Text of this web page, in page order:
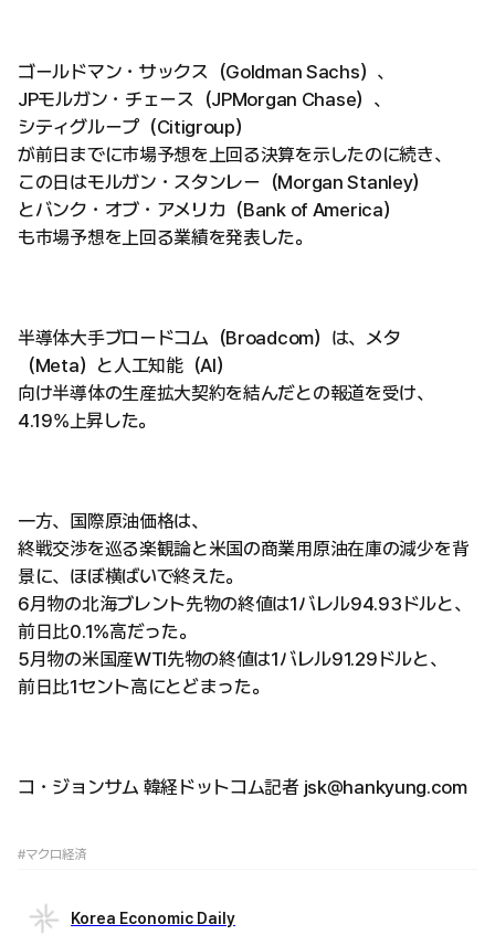
ゴールドマン・サックス（Goldman Sachs）、
JPモルガン・チェース（JPMorgan Chase）、
シティグループ（Citigroup）
が前日までに市場予想を上回る決算を示したのに続き、
この日はモルガン・スタンレー（Morgan Stanley）
とバンク・オブ・アメリカ（Bank of America）
も市場予想を上回る業績を発表した。
半導体大手ブロードコム（Broadcom）は、メタ
（Meta）と人工知能（AI）
向け半導体の生産拡大契約を結んだとの報道を受け、
4.19%上昇した。
一方、国際原油価格は、
終戦交渉を巡る楽観論と米国の商業用原油在庫の減少を背
景に、ほぼ横ばいで終えた。
6月物の北海ブレント先物の終値は1バレル94.93ドルと、
前日比0.1%高だった。
5月物の米国産WTI先物の終値は1バレル91.29ドルと、
前日比1セント高にとどまった。
コ・ジョンサム 韓経ドットコム記者 jsk@hankyung.com
#マクロ経済
Korea Economic Daily